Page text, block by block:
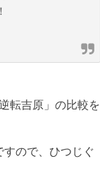
転吉原」の比較を
ので、ひつじぐ